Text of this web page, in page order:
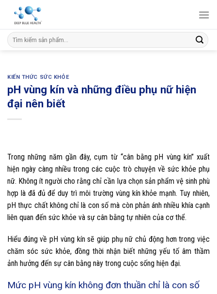
content
Tìm
kiếm:
KIẾN THỨC SỨC KHỎE
pH vùng kín và những điều phụ nữ hiện
đại nên biết
Trong những năm gần đây, cụm từ “cân bằng pH vùng kín” xuất
hiện ngày càng nhiều trong các cuộc trò chuyện về sức khỏe phụ
nữ. Không ít người cho rằng chỉ cần lựa chọn sản phẩm vệ sinh phù
hợp là đã đủ để duy trì môi trường vùng kín khỏe mạnh. Tuy nhiên,
pH thực chất không chỉ là con số mà còn phản ánh nhiều khía cạnh
liên quan đến sức khỏe và sự cân bằng tự nhiên của cơ thể.
Hiểu đúng về pH vùng kín sẽ giúp phụ nữ chủ động hơn trong việc
chăm sóc sức khỏe, đồng thời nhận biết những yếu tố âm thầm
ảnh hưởng đến sự cân bằng này trong cuộc sống hiện đại.
Mức pH vùng kín không đơn thuần chỉ là con số